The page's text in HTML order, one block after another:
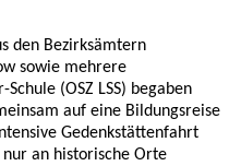
den Bezirksämtern
sowie mehrere
(OSZ LSS) begaben
auf eine Bildungsreise
Gedenkstättenfahrt
an historische Orte